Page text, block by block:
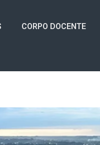
CORPO DOCENTE